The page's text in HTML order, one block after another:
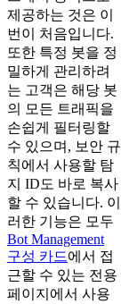
제공하는 것은 이
번이 처음입니다.
또한 특정 봇을 정
밀하게 관리하려
는 고객은 해당 봇
의 모든 트래픽을
손쉽게 필터링할
수 있으며, 보안 규
칙에서 사용할 탐
지 ID도 바로 복사
할 수 있습니다. 이
러한 기능은 모두
Bot Management
구성 카드에서 접
근할 수 있는 전용
페이지에서 사용